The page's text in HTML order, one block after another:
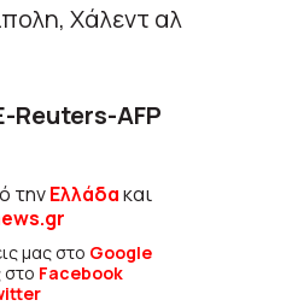
Χάλεντ αλ
AFP
τηνΕλλάδακαι
μας στο Google
στο Facebook